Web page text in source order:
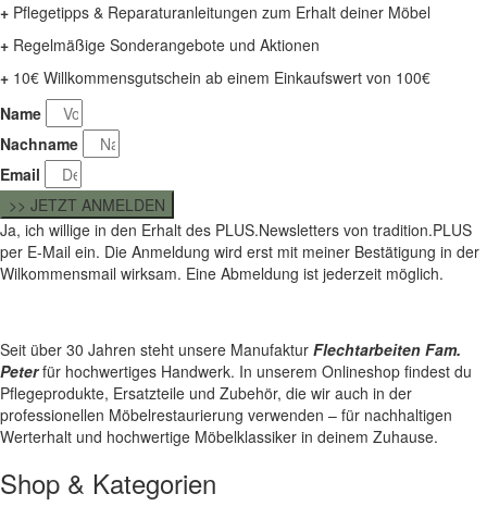
+ Pflegetipps & Reparaturanleitungen zum Erhalt deiner Möbel
+ Regelmäßige Sonderangebote und Aktionen
+ 10€ Willkommensgutschein ab einem Einkaufswert von 100€
Name
Nachname
Email
>> JETZT ANMELDEN
Ja, ich willige in den Erhalt des PLUS.Newsletters von tradition.PLUS
per E-Mail ein. Die Anmeldung wird erst mit meiner Bestätigung in der
Wilkommensmail wirksam. Eine Abmeldung ist jederzeit möglich.
Seit über 30 Jahren steht unsere Manufaktur Flechtarbeiten Fam.
Peterfür hochwertiges Handwerk. In unserem Onlineshop findest du
Pflegeprodukte, Ersatzteile und Zubehör, die wir auch in der
professionellen Möbelrestaurierung verwenden – für nachhaltigen
Werterhalt und hochwertige Möbelklassiker in deinem Zuhause.
Shop & Kategorien